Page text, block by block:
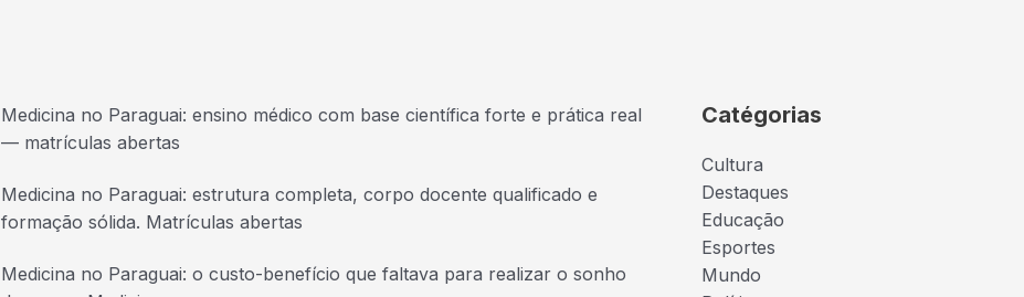
Medicina no Paraguai: ensino médico com base científica forte e prática real
— matrículas abertas
Medicina no Paraguai: estrutura completa, corpo docente qualificado e
formação sólida. Matrículas abertas
Medicina no Paraguai: o custo-benefício que faltava para realizar o sonho
Catégorias
Cultura
Destaques
Educação
Esportes
Mundo